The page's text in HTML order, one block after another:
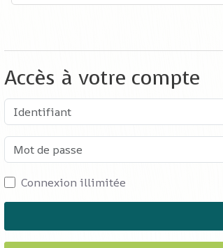
Accès à votre compte
Identifiant
Mot de passe
Connexion illimitée